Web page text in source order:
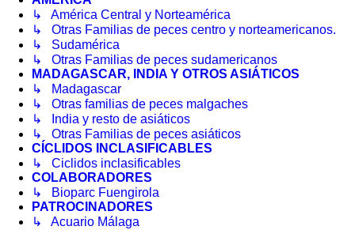
↳ América Central y Norteamérica
↳ Otras Familias de peces centro y norteamericanos.
↳ Sudamérica
↳ Otras Familias de peces sudamericanos
MADAGASCAR, INDIA Y OTROS ASIÁTICOS
↳ Madagascar
↳ Otras familias de peces malgaches
↳ India y resto de asiáticos
↳ Otras Familias de peces asiáticos
CÍCLIDOS INCLASIFICABLES
↳ Ciclidos inclasificables
COLABORADORES
↳ Bioparc Fuengirola
PATROCINADORES
↳ Acuario Málaga